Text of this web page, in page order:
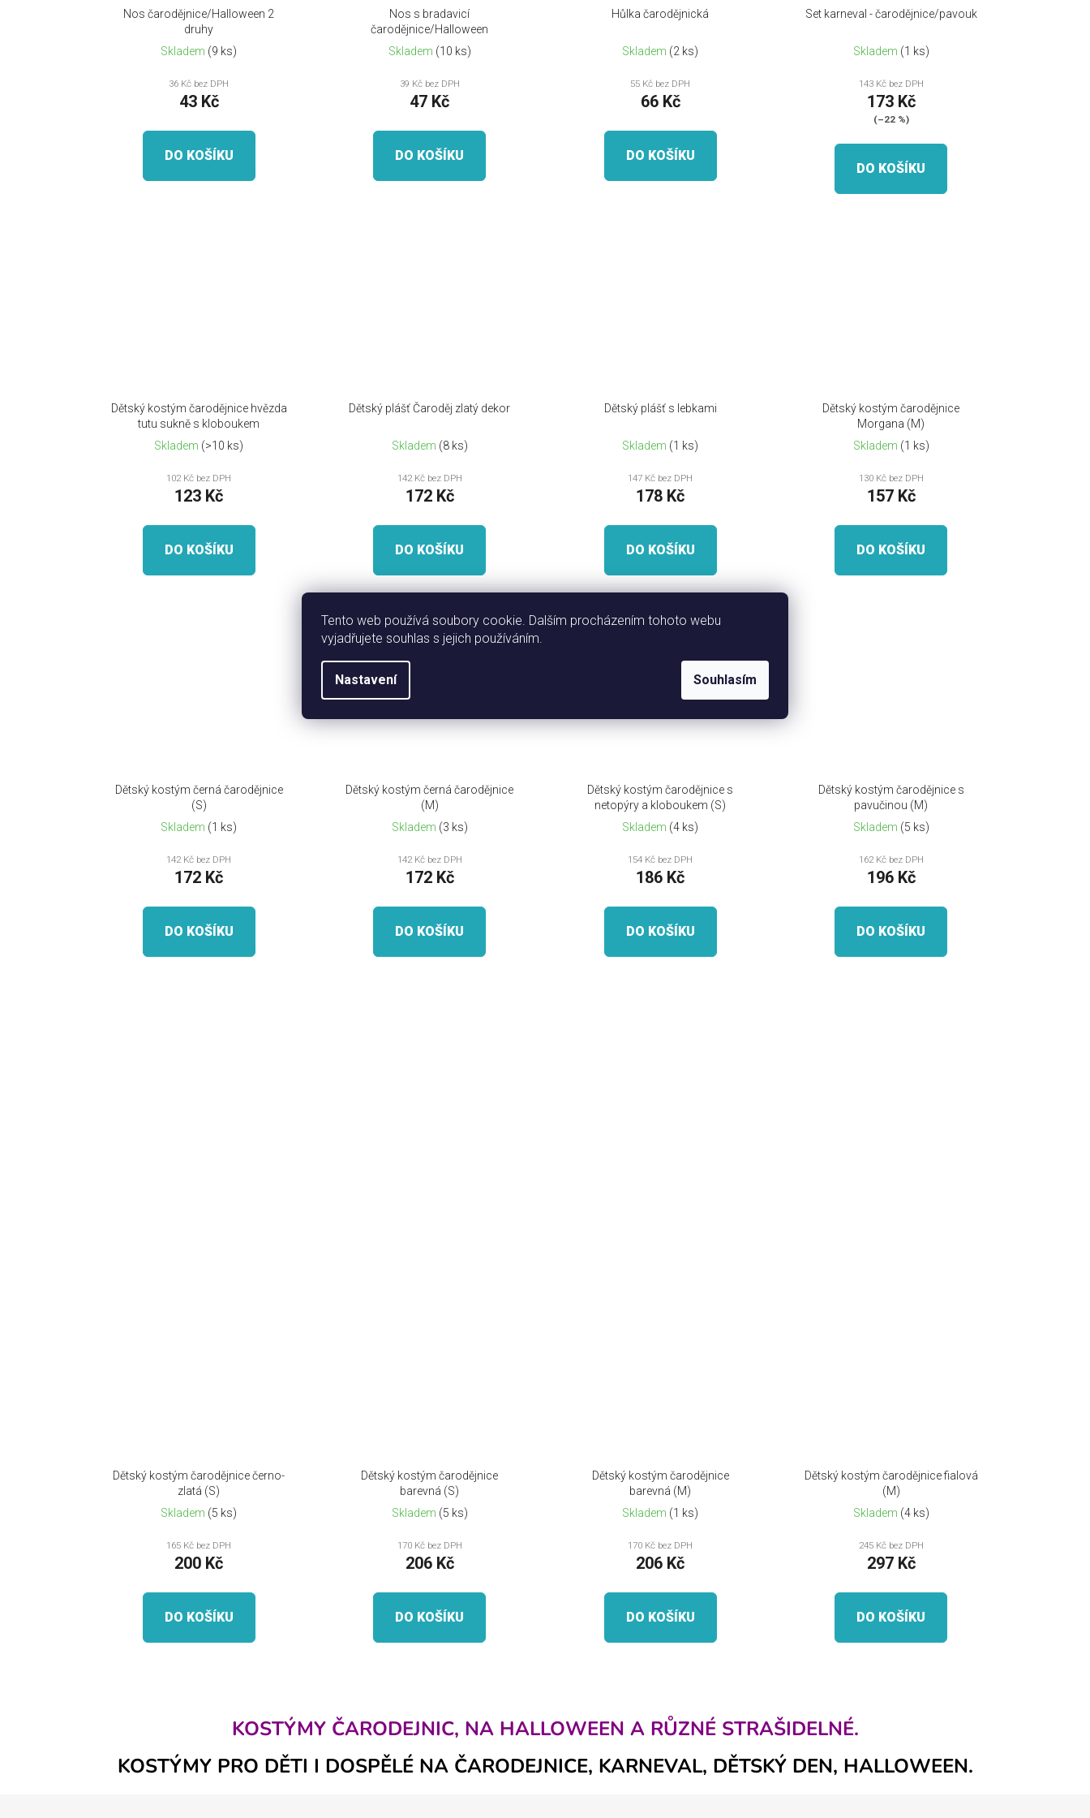
Tento web používá soubory cookie. Dalším procházením tohoto webu
vyjadřujete souhlas s jejich používáním.
Nastavení Souhlasím
Nos čarodějnice/Halloween 2
druhy
Skladem (9 ks)
36 Kč bez DPH
43 Kč
DO KOŠÍKU
Nos s bradavicí
čarodějnice/Halloween
Skladem (10 ks)
39 Kč bez DPH
47 Kč
DO KOŠÍKU
Hůlka čarodějnická
Skladem (2 ks)
55 Kč bez DPH
66 Kč
DO KOŠÍKU
Set karneval - čarodějnice/pavouk
Skladem (1 ks)
143 Kč bez DPH
173 Kč
(–22 %)
DO KOŠÍKU
Dětský kostým čarodějnice hvězda
tutu sukně s kloboukem
Skladem (>10 ks)
102 Kč bez DPH
123 Kč
DO KOŠÍKU
Dětský plášť Čaroděj zlatý dekor
Skladem (8 ks)
142 Kč bez DPH
172 Kč
DO KOŠÍKU
Dětský plášť s lebkami
Skladem (1 ks)
147 Kč bez DPH
178 Kč
DO KOŠÍKU
Dětský kostým čarodějnice
Morgana (M)
Skladem (1 ks)
130 Kč bez DPH
157 Kč
DO KOŠÍKU
Dětský kostým černá čarodějnice
(S)
Skladem (1 ks)
142 Kč bez DPH
172 Kč
DO KOŠÍKU
Dětský kostým černá čarodějnice
(M)
Skladem (3 ks)
142 Kč bez DPH
172 Kč
DO KOŠÍKU
Dětský kostým čarodějnice s
netopýry a kloboukem (S)
Skladem (4 ks)
154 Kč bez DPH
186 Kč
DO KOŠÍKU
Dětský kostým čarodějnice s
pavučinou (M)
Skladem (5 ks)
162 Kč bez DPH
196 Kč
DO KOŠÍKU
Dětský kostým čarodějnice černo-
zlatá (S)
Skladem (5 ks)
165 Kč bez DPH
200 Kč
DO KOŠÍKU
Dětský kostým čarodějnice
barevná (S)
Skladem (5 ks)
170 Kč bez DPH
206 Kč
DO KOŠÍKU
Dětský kostým čarodějnice
barevná (M)
Skladem (1 ks)
170 Kč bez DPH
206 Kč
DO KOŠÍKU
Dětský kostým čarodějnice fialová
(M)
Skladem (4 ks)
245 Kč bez DPH
297 Kč
DO KOŠÍKU
v
l
d
KOSTÝMY ČARODEJNIC, NA HALLOWEEN A RŮZNÉ STRAŠIDELNÉ.
KOSTÝMY PRO DĚTI I DOSPĚLÉ NA ČARODEJNICE, KARNEVAL, DĚTSKÝ DEN, HALLOWEEN.